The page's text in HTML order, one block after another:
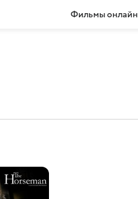
Фильмы онлайн